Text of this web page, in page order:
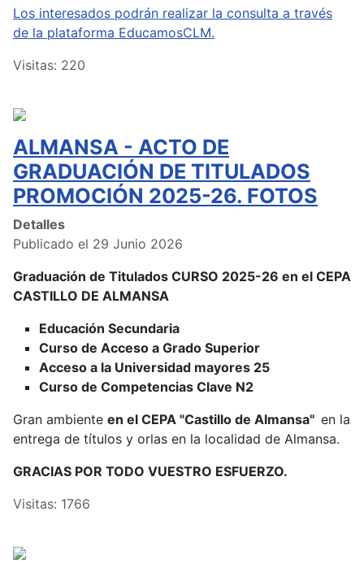
Los interesados podrán realizar la consulta a través
de la plataforma EducamosCLM.
Visitas: 220
ALMANSA - ACTO DE
GRADUACIÓN DE TITULADOS
PROMOCIÓN 2025-26. FOTOS
Detalles
Publicado el 29 Junio 2026
Graduación de Titulados CURSO 2025-26 en el CEPA
CASTILLO DE ALMANSA
Educación Secundaria
Curso de Acceso a Grado Superior
Acceso a la Universidad mayores 25
Curso de Competencias Clave N2
Gran ambiente en el CEPA "Castillo de Almansa" en la
entrega de títulos y orlas en la localidad de Almansa.
GRACIAS POR TODO VUESTRO ESFUERZO.
Visitas: 1766